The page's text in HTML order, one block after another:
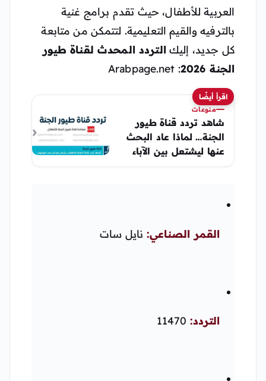
العربية للأطفال، حيث تقدم برامج غنية
بالترفيه والقيم التعليمية. لتتمكن من متابعة
كل جديد، إليك التردد المحدث لقناة طيور
الجنة 2026
: Arabpage.net
اقرأ أيضًا
منوعات
شاهد تردد قناة طيور
الجنة… لماذا عاد البحث
عنها ليشتعل بين الآباء
فجأة؟
القمر الصناعي: نايل سات
التردد: